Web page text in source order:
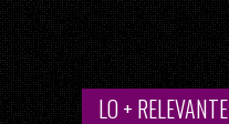
LO + RELEVANTE